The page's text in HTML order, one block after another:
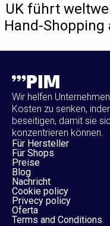
UK führt
Hand-
Wir helfen
Kosten zu senken,
beseitigen, damit sie
konzentrieren können.
Für Hersteller
Für Shops
Preise
Blog
Nachricht
Cookie policy
Privecy policy
Oferta
Terms and Conditions